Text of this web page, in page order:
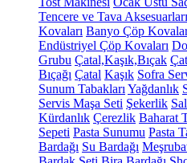
Tencere ve Tava Aksesuarları
Kovaları Banyo Çöp
Endüstriyel Çöp Kovaları
Grubu Çatal,Kaşık,Bıçak
Bıçağı Çatal Kaşık Sofra
Sunum Tabakları Yağdanlık
Servis Maşa Seti Şekerlik
Kürdanlık Çerezlik Baharat
Sepeti Pasta Sunumu Pasta
Bardağı Su Bardağı